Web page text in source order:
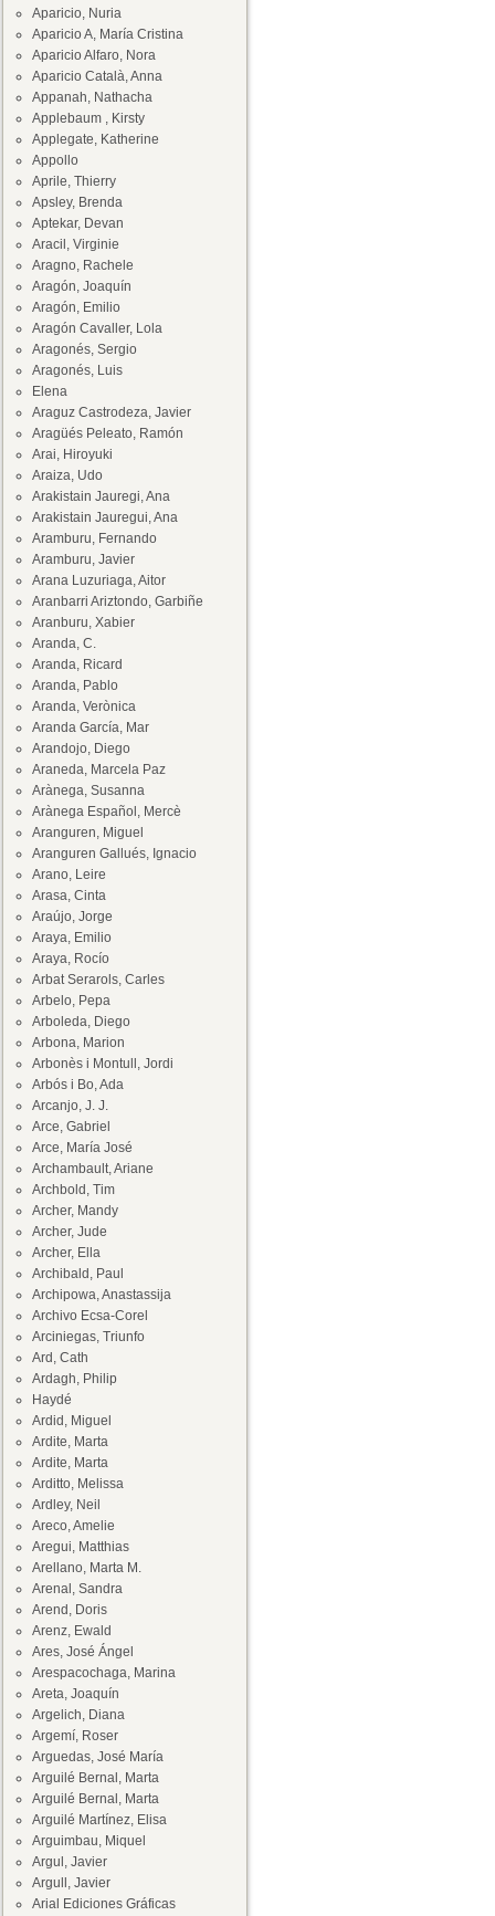
Aparicio, Nuria
Aparicio A, María Cristina
Aparicio Alfaro, Nora
Aparicio Català, Anna
Appanah, Nathacha
Applebaum , Kirsty
Applegate, Katherine
Appollo
Aprile, Thierry
Apsley, Brenda
Aptekar, Devan
Aracil, Virginie
Aragno, Rachele
Aragón, Joaquín
Aragón, Emilio
Aragón Cavaller, Lola
Aragonés, Sergio
Aragonés, Luis
Elena
Araguz Castrodeza, Javier
Aragüés Peleato, Ramón
Arai, Hiroyuki
Araiza, Udo
Arakistain Jauregi, Ana
Arakistain Jauregui, Ana
Aramburu, Fernando
Aramburu, Javier
Arana Luzuriaga, Aitor
Aranbarri Ariztondo, Garbiñe
Aranburu, Xabier
Aranda, C.
Aranda, Ricard
Aranda, Pablo
Aranda, Verònica
Aranda García, Mar
Arandojo, Diego
Araneda, Marcela Paz
Arànega, Susanna
Arànega Español, Mercè
Aranguren, Miguel
Aranguren Gallués, Ignacio
Arano, Leire
Arasa, Cinta
Araújo, Jorge
Araya, Emilio
Araya, Rocío
Arbat Serarols, Carles
Arbelo, Pepa
Arboleda, Diego
Arbona, Marion
Arbonès i Montull, Jordi
Arbós i Bo, Ada
Arcanjo, J. J.
Arce, Gabriel
Arce, María José
Archambault, Ariane
Archbold, Tim
Archer, Mandy
Archer, Jude
Archer, Ella
Archibald, Paul
Archipowa, Anastassija
Archivo Ecsa-Corel
Arciniegas, Triunfo
Ard, Cath
Ardagh, Philip
Haydé
Ardid, Miguel
Ardite, Marta
Ardite, Marta
Arditto, Melissa
Ardley, Neil
Areco, Amelie
Aregui, Matthias
Arellano, Marta M.
Arenal, Sandra
Arend, Doris
Arenz, Ewald
Ares, José Ángel
Arespacochaga, Marina
Areta, Joaquín
Argelich, Diana
Argemí, Roser
Arguedas, José María
Arguilé Bernal, Marta
Arguilé Bernal, Marta
Arguilé Martínez, Elisa
Arguimbau, Miquel
Argul, Javier
Argull, Javier
Arial Ediciones Gráficas